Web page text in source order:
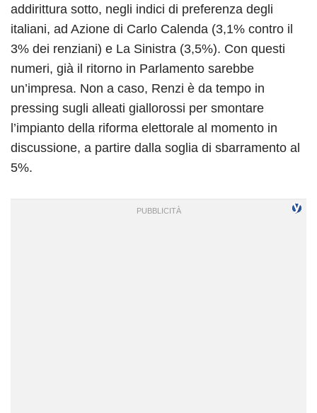
addirittura sotto, negli indici di preferenza degli
italiani, ad Azione di Carlo Calenda (3,1% contro il
3% dei renziani) e La Sinistra (3,5%). Con questi
numeri, già il ritorno in Parlamento sarebbe
un’impresa. Non a caso, Renzi è da tempo in
pressing sugli alleati giallorossi per smontare
l’impianto della riforma elettorale al momento in
discussione, a partire dalla soglia di sbarramento al
5%.